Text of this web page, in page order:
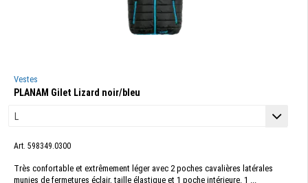
Vestes
PLANAM Gilet Lizard noir/bleu
Art. 598349.0300
Très confortable et extrêmement léger avec 2 poches cavalières latérales
munies de fermetures éclair, taille élastique et 1 poche intérieure. 1 ...